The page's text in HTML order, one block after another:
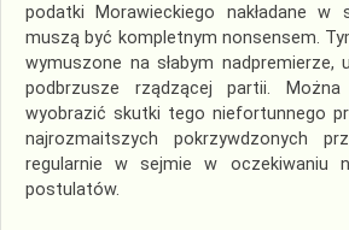
podatki Morawieckiego nakładane w
muszą być kompletnym nonsensem.
wymuszone na słabym nadpremierze,
podbrzusze rządzącej partii.
wyobrazić skutki tego niefortunnego
najrozmaitszych pokrzywdzonych
regularnie w sejmie w oczekiwaniu
postulatów.